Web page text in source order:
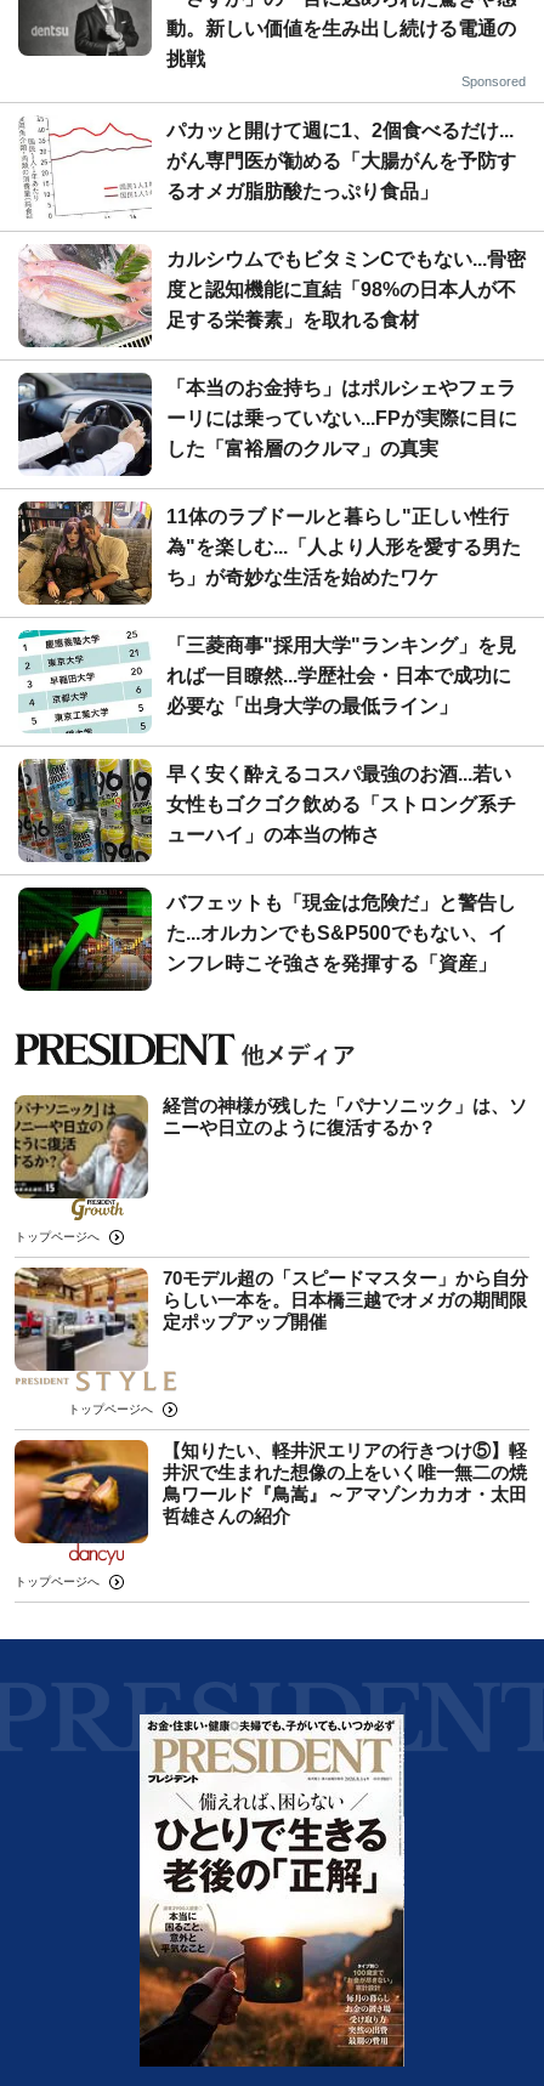
動。新しい価値を生み出し続ける電通の
挑戦
Sponsored
パカッと開けて週に1、2個食べるだけ...
がん専門医が勧める「大腸がんを予防す
るオメガ脂肪酸たっぷり食品」
カルシウムでもビタミンCでもない...骨密
度と認知機能に直結「98%の日本人が不
足する栄養素」を取れる食材
「本当のお金持ち」はポルシェやフェラ
ーリには乗っていない...FPが実際に目に
した「富裕層のクルマ」の真実
11体のラブドールと暮らし"正しい性行
為"を楽しむ...「人より人形を愛する男た
ち」が奇妙な生活を始めたワケ
「三菱商事"採用大学"ランキング」を見
れば一目瞭然...学歴社会・日本で成功に
必要な「出身大学の最低ライン」
早く安く酔えるコスパ最強のお酒...若い
女性もゴクゴク飲める「ストロング系チ
ューハイ」の本当の怖さ
バフェットも「現金は危険だ」と警告し
た...オルカンでもS&P500でもない、イ
ンフレ時こそ強さを発揮する「資産」
経営の神様が残した「パナソニック」は、ソ
ニーや日立のように復活するか？
トップページへ
70モデル超の「スピードマスター」から自分
らしい一本を。日本橋三越でオメガの期間限
定ポップアップ開催
トップページへ
【知りたい、軽井沢エリアの行きつけ⑤】軽
井沢で生まれた想像の上をいく唯一無二の焼
鳥ワールド『鳥嵩』～アマゾンカカオ・太田
哲雄さんの紹介
トップページへ